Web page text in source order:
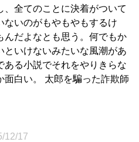
、全てのことに決着がついて
ないのがもやもやもするけ
んだよなとも思う。何でもか
といけないみたいな風潮があ
ある小説でそれをやりきらな
面白い。 太郎を騙った詐欺師
12/17